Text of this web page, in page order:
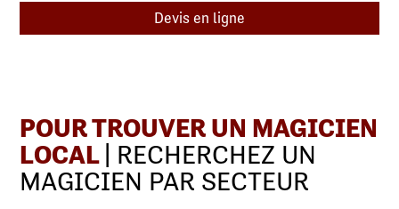
Devis en ligne
POUR TROUVER UN MAGICIEN
LOCAL | RECHERCHEZ UN
MAGICIEN PAR SECTEUR